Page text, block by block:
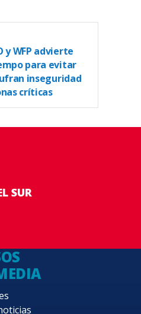
y WFP advierte
para evitar
inseguridad
críticas
SUR